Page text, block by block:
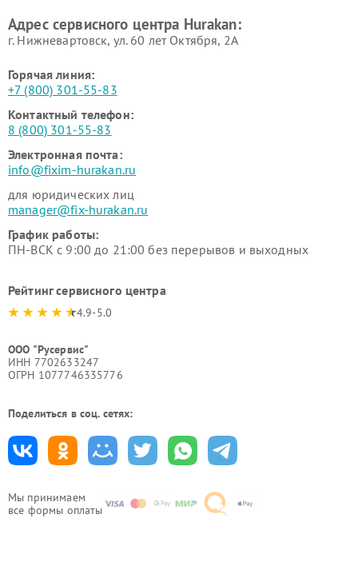
Мы принимаем
все формы оплаты
Адрес сервисного центра Hurakan:
г. Нижневартовск, ул. 60 лет Октября, 2А
Горячая линия:
+7 (800) 301-55-83
Контактный телефон:
8 (800) 301-55-83
Электронная почта:
info@fixim-hurakan.ru
для юридических лиц
manager@fix-hurakan.ru
График работы:
ПН-ВСК с 9:00 до 21:00 без перерывов и выходных
Рейтинг сервисного центра
4.9-5.0
ООО "Русервис"
ИНН 7702633247
ОГРН 1077746335776
Поделиться в соц. сетях: